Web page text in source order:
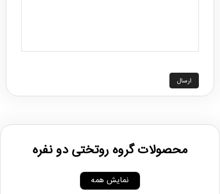
ارسال
محصولات گروه روتختی دو نفره
نمایش همه